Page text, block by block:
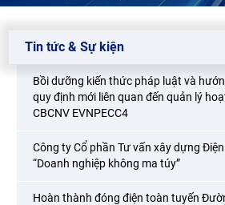
Tin tức & Sự kiện
Bồi dưỡng kiến thức pháp luật và
quy định mới liên quan đến quản lý
CBCNV EVNPECC4
Công ty Cổ phần Tư vấn xây dựng
“Doanh nghiệp không ma túy”
Hoàn thành đóng điện toàn tuyến